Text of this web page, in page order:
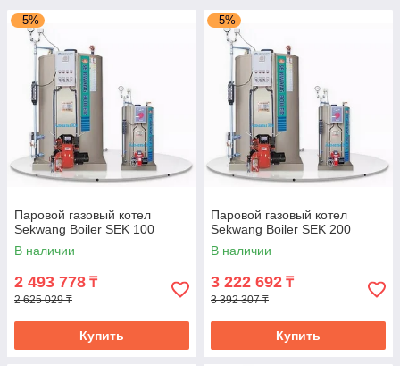
–5%
Паровой газовый котел
Sekwang Boiler SEK 100
В наличии
2 493 778 ₸
2 625 029 ₸
Купить
–5%
Паровой газовый котел
Sekwang Boiler SEK 200
В наличии
3 222 692 ₸
3 392 307 ₸
Купить